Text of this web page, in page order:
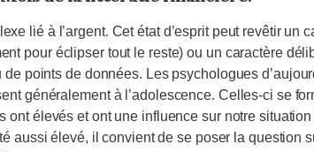
lié à l’argent. Cet état d’esprit peut revêtir un
pour éclipser tout le reste) ou un caractère
de points de données. Les psychologues
généralement à l’adolescence. Celles‑ci se
ont élevés et ont une influence sur notre
aussi élevé, il convient de se poser la question